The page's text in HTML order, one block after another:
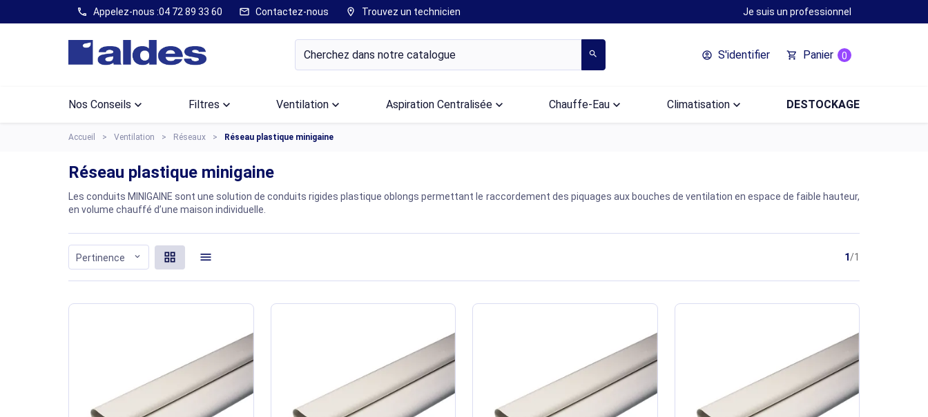
call Appelez-nous :04 72 89 33 60 mail Contactez-nous location_on Trouvez un technicien Je suis un professionnel
search account_circle S'identifier shopping_cart Panier 0
Nos Conseils keyboard_arrow_down Filtres keyboard_arrow_down Ventilation keyboard_arrow_down Aspiration Centraliséekeyboard_arrow_down Chauffe-Eau keyboard_arrow_down Climatisationkeyboard_arrow_down DESTOCKAGE
Accueil Ventilation Réseaux Réseau plastique minigaine
Réseau plastique minigaine
Les conduits MINIGAINE sont une solution de conduits rigides plastique oblongs permettant le raccordement des piquages aux bouches de ventilation en espace de faible hauteur,
en volume chauffé d’une maison individuelle.
Pertinence expand_more grid_view menu 1/1